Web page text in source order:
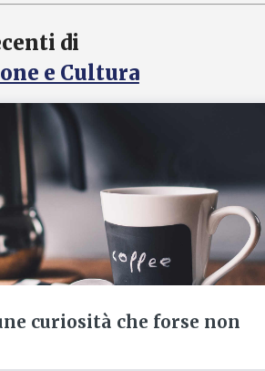
di
e Cultura
curiosità che forse non